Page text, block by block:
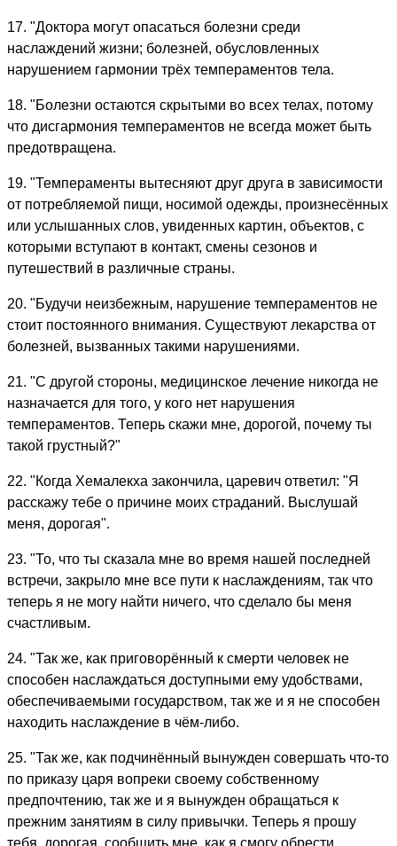
17. "Доктора могут опасаться болезни среди
наслаждений жизни; болезней, обусловленных
нарушением гармонии трёх темпераментов тела.
18. "Болезни остаются скрытыми во всех телах, потому
что дисгармония темпераментов не всегда может быть
предотвращена.
19. "Темпераменты вытесняют друг друга в зависимости
от потребляемой пищи, носимой одежды, произнесённых
или услышанных слов, увиденных картин, объектов, с
которыми вступают в контакт, смены сезонов и
путешествий в различные страны.
20. "Будучи неизбежным, нарушение темпераментов не
стоит постоянного внимания. Существуют лекарства от
болезней, вызванных такими нарушениями.
21. "С другой стороны, медицинское лечение никогда не
назначается для того, у кого нет нарушения
темпераментов. Теперь скажи мне, дорогой, почему ты
такой грустный?"
22. "Когда Хемалекха закончила, царевич ответил: "Я
расскажу тебе о причине моих страданий. Выслушай
меня, дорогая".
23. "То, что ты сказала мне во время нашей последней
встречи, закрыло мне все пути к наслаждениям, так что
теперь я не могу найти ничего, что сделало бы меня
счастливым.
24. "Так же, как приговорённый к смерти человек не
способен наслаждаться доступными ему удобствами,
обеспечиваемыми государством, так же и я не способен
находить наслаждение в чём-либо.
25. "Так же, как подчинённый вынужден совершать что-то
по приказу царя вопреки своему собственному
предпочтению, так же и я вынужден обращаться к
прежним занятиям в силу привычки. Теперь я прошу
тебя, дорогая, сообщить мне, как я смогу обрести